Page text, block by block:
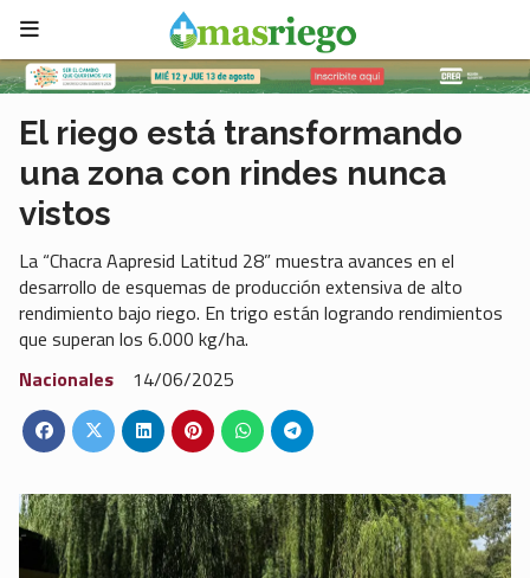
El riego está transformando
una zona con rindes nunca
vistos
La “Chacra Aapresid Latitud 28” muestra avances en el
desarrollo de esquemas de producción extensiva de alto
rendimiento bajo riego. En trigo están logrando rendimientos
que superan los 6.000 kg/ha.
Nacionales
14/06/2025